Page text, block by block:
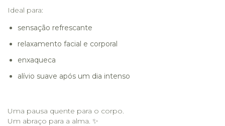
Ideal para:
sensação refrescante
relaxamento facial e corporal
enxaqueca
alívio suave após um dia intenso
Uma pausa quente para o corpo.
Um abraço para a alma. ✨